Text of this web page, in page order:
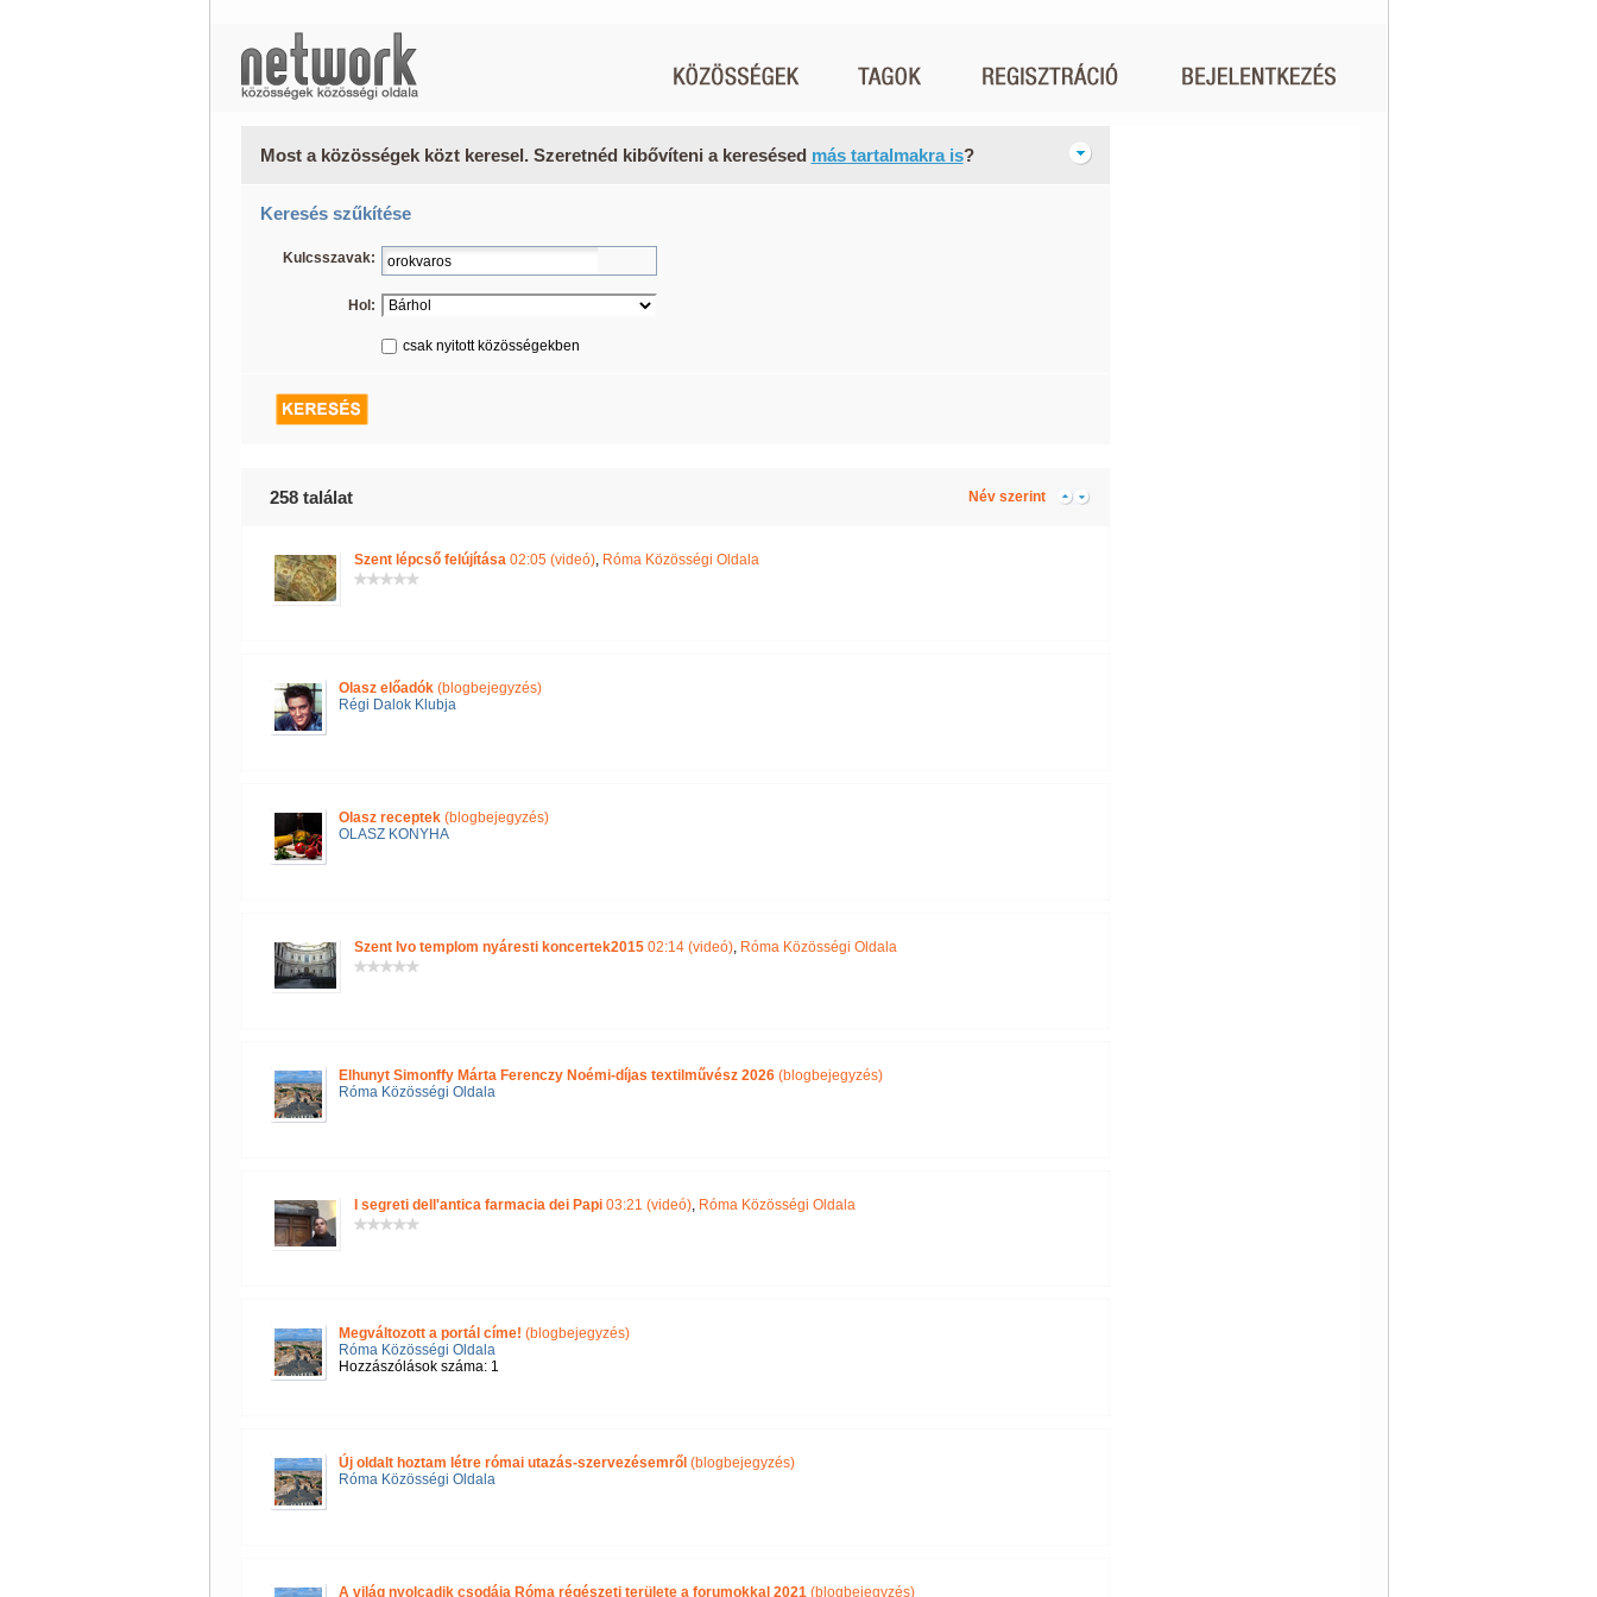
Most a közösségek közt keresel. Szeretnéd kibővíteni a keresésed más tartalmakra is?
Keresés szűkítése
Kulcsszavak:
Hol:
csak nyitott közösségekben
258 találat Név szerint
Szent lépcső felújítása02:05 (videó), Róma Közösségi Oldala
Olasz előadók(blogbejegyzés)
Régi Dalok Klubja
Olasz receptek(blogbejegyzés)
OLASZ KONYHA
Szent Ivo templom nyáresti koncertek201502:14 (videó), Róma Közösségi Oldala
Elhunyt Simonffy Márta Ferenczy Noémi-díjas textilművész 2026(blogbejegyzés)
Róma Közösségi Oldala
I segreti dell'antica farmacia dei Papi03:21 (videó), Róma Közösségi Oldala
Megváltozott a portál címe! (blogbejegyzés)
Róma Közösségi Oldala
Hozzászólások száma: 1
Új oldalt hoztam létre római utazás-szervezésemről (blogbejegyzés)
Róma Közösségi Oldala
A világ nyolcadik csodája Róma régészeti területe a forumokkal 2021(blogbejegyzés)